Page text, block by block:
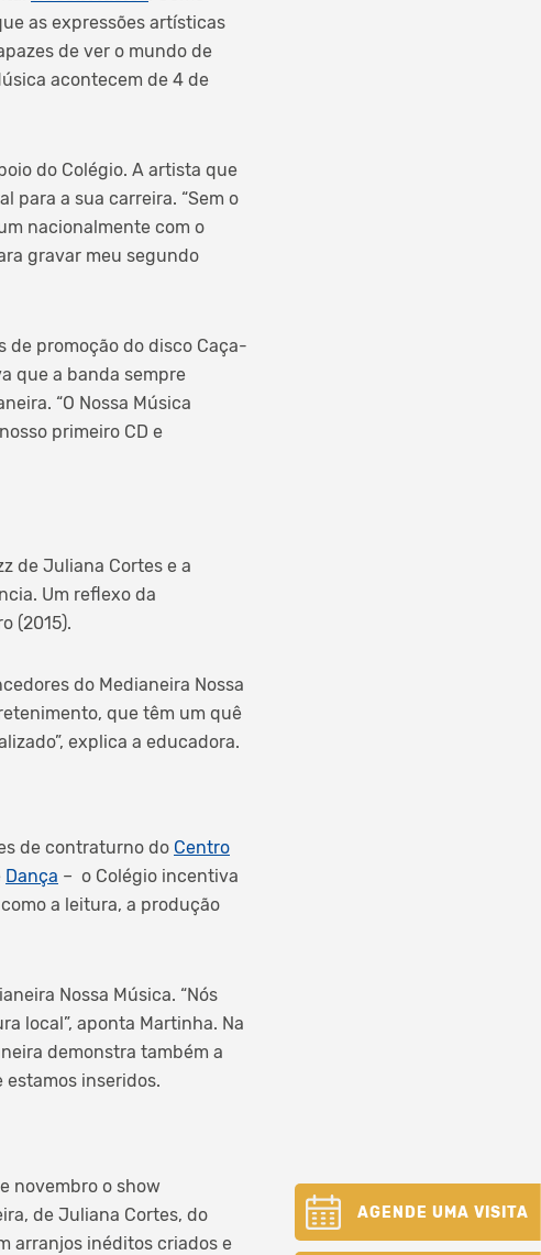
as expressões artísticas
de ver o mundo de
acontecem de 4 de
do Colégio. A artista que
para a sua carreira. “Sem o
nacionalmente com o
gravar meu segundo
de promoção do disco Caça-
que a banda sempre
“O Nossa Música
primeiro CD e
de Juliana Cortes e a
Um reflexo da
(2015).
do Medianeira Nossa
que têm um quê
explica a educadora.
de contraturno do Centro
Dança – o Colégio incentiva
a leitura, a produção
Nossa Música. “Nós
local”, aponta Martinha. Na
demonstra também a
inseridos.
novembro o show
de Juliana Cortes, do
arranjos inéditos criados e
AGENDE UMA VISITA